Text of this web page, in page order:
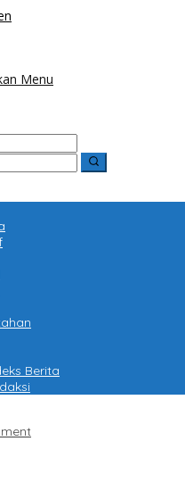
Menu
Berita